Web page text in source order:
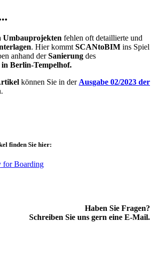
Umbauprojekten fehlen oft detaillierte und
. Hier kommt SCANtoBIM ins Spiel
anhand derSanierung des
in Berlin-Tempelhof.
können Sie in der Ausgabe 02/2023 der
finden Sie hier:
for Boarding
Haben Sie Fragen?
Schreiben Sie uns gern eine E-Mail.